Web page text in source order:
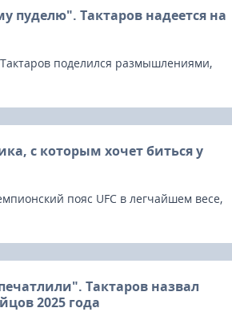
пуделю". Тактаров надеется на
поделился размышлениями,
наибольший интерес.
с которым хочет биться у
пояс UFC в легчайшем весе,
сохранить свой титул, но и
Тактаров назвал
2025 года